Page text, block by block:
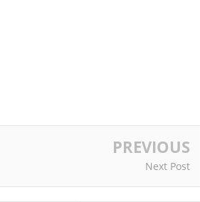
PREVIOUS
Next Post